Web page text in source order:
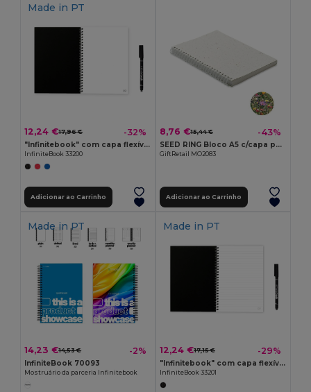
Made in PT
12,24 €17,96 € -32%
"Infinitebook" com capa flexível e 15 páginas lisas estilo quadro branco
InfiniteBook 33200
Adicionar ao Carrinho
8,76 €15,44 € -43%
SEED RING Bloco A5 c/capa papel sementes
GiftRetail MO2083
Adicionar ao Carrinho
Made in PT
14,23 €14,53 € -2%
InfiniteBook 70093
Mostruário da parceria Infinitebook
Made in PT
12,24 €17,15 € -29%
"Infinitebook" com capa flexível e 15 páginas pautadas estilo quadro branco
InfiniteBook 33201